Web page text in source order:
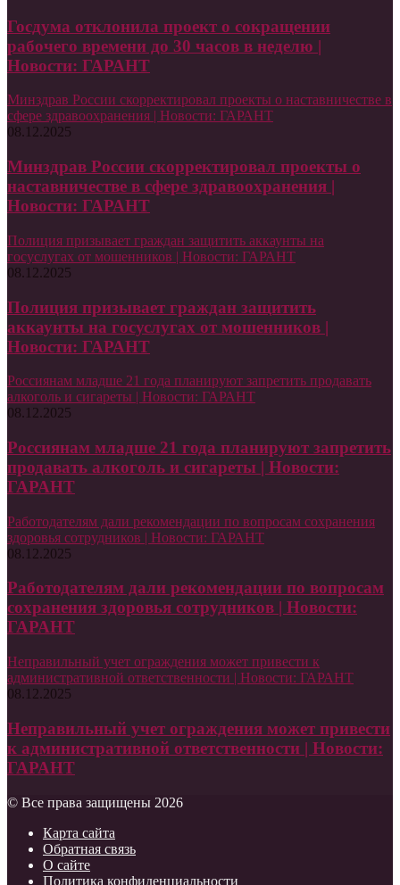
Госдума отклонила проект о сокращении
рабочего времени до 30 часов в неделю |
Новости: ГАРАНТ
Минздрав России скорректировал проекты о наставничестве в
сфере здравоохранения | Новости: ГАРАНТ
08.12.2025
Минздрав России скорректировал проекты о
наставничестве в сфере здравоохранения |
Новости: ГАРАНТ
Полиция призывает граждан защитить аккаунты на
госуслугах от мошенников | Новости: ГАРАНТ
08.12.2025
Полиция призывает граждан защитить
аккаунты на госуслугах от мошенников |
Новости: ГАРАНТ
Россиянам младше 21 года планируют запретить продавать
алкоголь и сигареты | Новости: ГАРАНТ
08.12.2025
Россиянам младше 21 года планируют запретить
продавать алкоголь и сигареты | Новости:
ГАРАНТ
Работодателям дали рекомендации по вопросам сохранения
здоровья сотрудников | Новости: ГАРАНТ
08.12.2025
Работодателям дали рекомендации по вопросам
сохранения здоровья сотрудников | Новости:
ГАРАНТ
Неправильный учет ограждения может привести к
административной ответственности | Новости: ГАРАНТ
08.12.2025
Неправильный учет ограждения может привести
к административной ответственности | Новости:
ГАРАНТ
© Все права защищены 2026
Карта сайта
Обратная связь
О сайте
Политика конфиденциальности